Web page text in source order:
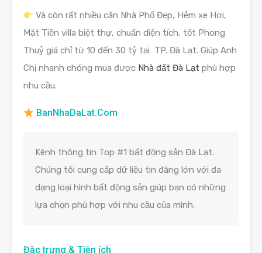
Và còn rất nhiều căn Nhà Phố Đẹp, Hẻm xe Hơi,
Mặt Tiền villa biệt thự, chuẩn diện tích, tốt Phong
Thuỷ giá chỉ từ 10 đến 30 tỷ tại TP. Đà Lạt. Giúp Anh
Chị nhanh chóng mua được Nhà đất Đà Lạt phù hợp
nhu cầu.
BanNhaDaLat.Com
Kênh thông tin Top #1 bất động sản Đà Lạt.
Chúng tôi cung cấp dữ liệu tin đăng lớn với đa
dạng loại hình bất động sản giúp bạn có những
lựa chọn phù hợp với nhu cầu của mình.
Đặc trưng & Tiện ích